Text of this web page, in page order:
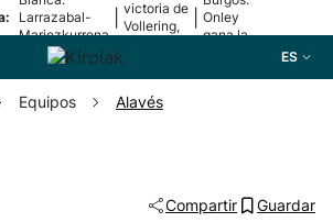
Larrazabal-
Mariezkurrena
II, a la final
victoria de
Vollering,
Onley
gana la
ES
Equipos Alavés
Compartir Guardar